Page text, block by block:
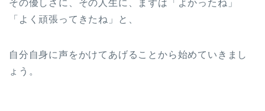
その優しさに、その人生に、まずは「よかったね」
「よく頑張ってきたね」と、
自分自身に声をかけてあげることから始めていきまし
ょう。